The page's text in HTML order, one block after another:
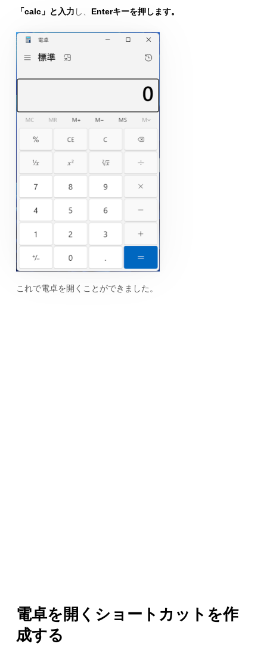
「calc」と入力 し、 Enterキーを押します。
これで電卓を開くことができました。
電卓を開くショートカットを作
成する